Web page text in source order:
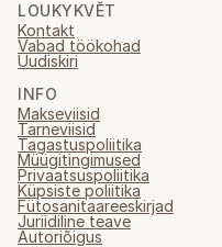
LOUKYKVĚT
Kontakt
Vabad töökohad
Uudiskiri
INFO
Makseviisid
Tarneviisid
Tagastuspoliitika
Müügitingimused
Privaatsuspoliitika
Küpsiste poliitika
Fütosanitaareeskirjad
Juriidiline teave
Autoriõigus